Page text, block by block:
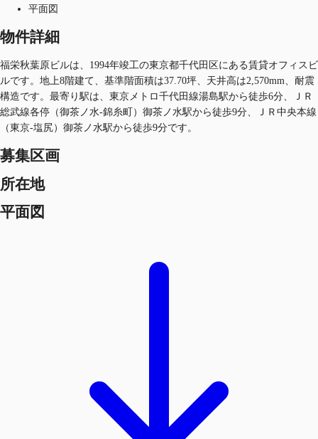
平面図
物件詳細
福栄秋葉原ビルは、1994年竣工の東京都千代田区にある賃貸オフィスビ
ルです。地上8階建て、基準階面積は37.70坪、天井高は2,570mm、耐震
構造です。最寄り駅は、東京メトロ千代田線湯島駅から徒歩6分、ＪＲ
総武線各停（御茶ノ水-錦糸町）御茶ノ水駅から徒歩9分、ＪＲ中央本線
（東京-塩尻）御茶ノ水駅から徒歩9分です。
募集区画
所在地
平面図